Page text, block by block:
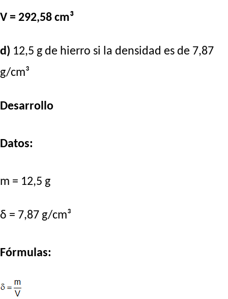
V = 292,58 cm³
d) 12,5 g de hierro si la densidad es de 7,87
g/cm³
Desarrollo
Datos:
m = 12,5 g
δ = 7,87 g/cm³
Fórmulas: